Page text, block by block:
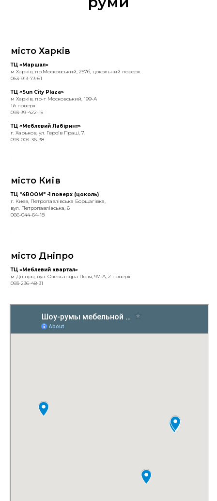
місто Харків
ТЦ «Маршал»
м Харків, пр.Московський, 257б, цокольний поверх.
063-913-73-61
ТЦ «Sun City Plaza»
м Харків, пр-т Московський, 199-А
1й поверх
093-39-422-15
ТЦ «Меблевий Лабіринт»
г. Харьков, ул. Героїв Праці, 7.
093-004-36-38
місто Київ
ТЦ "4ROOM" -1 поверх (цоколь)
г. Киев, Петропавлівська Борщагівка,
вул. Петропавлівська, 6
066-044-64-18
місто Дніпро
ТЦ «Меблевий квартал»
м Дніпро, вул. Олександра Поля, 97-А, 2 поверх
093-236-48-31